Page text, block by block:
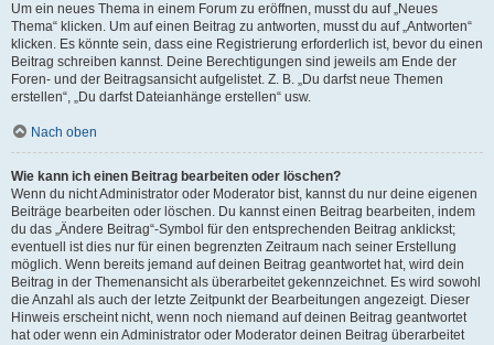
Um ein neues Thema in einem Forum zu eröffnen, musst du auf „Neues
Thema“ klicken. Um auf einen Beitrag zu antworten, musst du auf „Antworten“
klicken. Es könnte sein, dass eine Registrierung erforderlich ist, bevor du einen
Beitrag schreiben kannst. Deine Berechtigungen sind jeweils am Ende der
Foren- und der Beitragsansicht aufgelistet. Z. B. „Du darfst neue Themen
erstellen“, „Du darfst Dateianhänge erstellen“ usw.
Nach oben
Wie kann ich einen Beitrag bearbeiten oder löschen?
Wenn du nicht Administrator oder Moderator bist, kannst du nur deine eigenen
Beiträge bearbeiten oder löschen. Du kannst einen Beitrag bearbeiten, indem
du das „Ändere Beitrag“-Symbol für den entsprechenden Beitrag anklickst;
eventuell ist dies nur für einen begrenzten Zeitraum nach seiner Erstellung
möglich. Wenn bereits jemand auf deinen Beitrag geantwortet hat, wird dein
Beitrag in der Themenansicht als überarbeitet gekennzeichnet. Es wird sowohl
die Anzahl als auch der letzte Zeitpunkt der Bearbeitungen angezeigt. Dieser
Hinweis erscheint nicht, wenn noch niemand auf deinen Beitrag geantwortet
hat oder wenn ein Administrator oder Moderator deinen Beitrag überarbeitet